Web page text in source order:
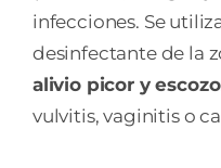
infecciones. Se
desinfectante de la
alivio picor y
vulvitis, vaginitis o